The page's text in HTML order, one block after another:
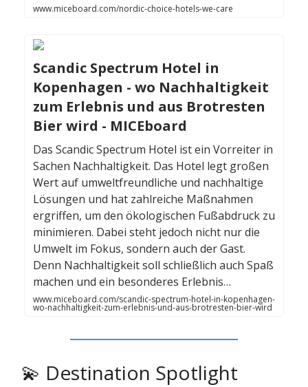
www.miceboard.com/nordic-choice-hotels-we-care
Scandic Spectrum Hotel in
Kopenhagen - wo Nachhaltigkeit
zum Erlebnis und aus Brotresten
Bier wird - MICEboard
Das Scandic Spectrum Hotel ist ein Vorreiter in
Sachen Nachhaltigkeit. Das Hotel legt großen
Wert auf umweltfreundliche und nachhaltige
Lösungen und hat zahlreiche Maßnahmen
ergriffen, um den ökologischen Fußabdruck zu
minimieren. Dabei steht jedoch nicht nur die
Umwelt im Fokus, sondern auch der Gast.
Denn Nachhaltigkeit soll schließlich auch Spaß
machen und ein besonderes Erlebnis…
www.miceboard.com/scandic-spectrum-hotel-in-kopenhagen-
wo-nachhaltigkeit-zum-erlebnis-und-aus-brotresten-bier-wird
💫 Destination Spotlight